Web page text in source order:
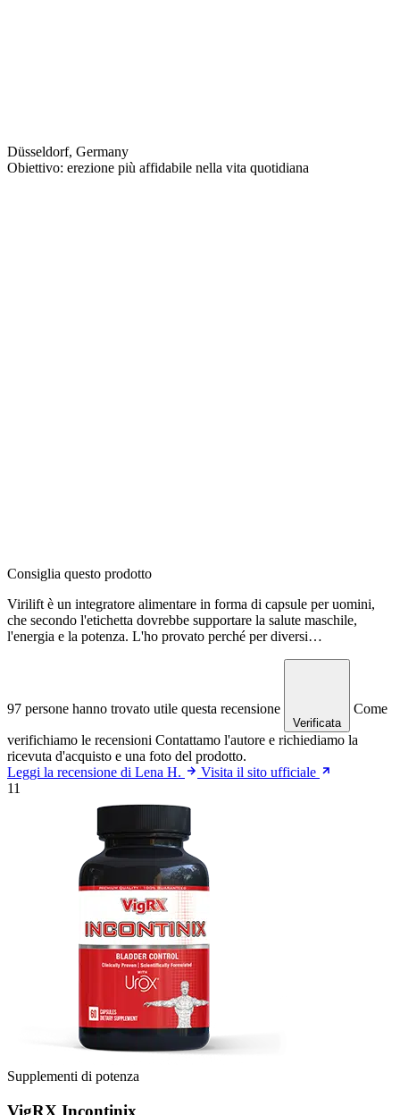
Düsseldorf, Germany
Obiettivo: erezione più affidabile nella vita quotidiana
Consiglia questo prodotto
Virilift è un integratore alimentare in forma di capsule per uomini,
che secondo l'etichetta dovrebbe supportare la salute maschile,
l'energia e la potenza. L'ho provato perché per diversi…
97 persone hanno trovato utile questa recensione
Verificata
Come
verifichiamo le recensioni Contattamo l'autore e richiediamo la
ricevuta d'acquisto e una foto del prodotto.
Leggi la recensione di Lena H.
Visita il sito ufficiale
11
Supplementi di potenza
VigRX Incontinix